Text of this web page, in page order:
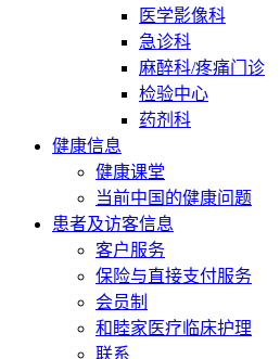
医学影像科
急诊科
麻醉科/疼痛门诊
检验中心
药剂科
健康信息
健康课堂
当前中国的健康问题
患者及访客信息
客户服务
保险与直接支付服务
会员制
和睦家医疗临床护理
联系